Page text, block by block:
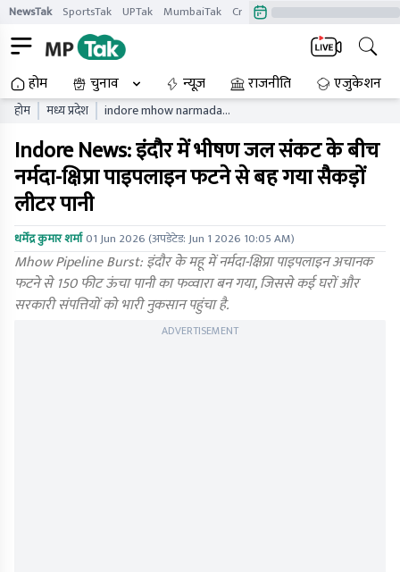
NewsTak SportsTak UPTak MumbaiTak CrimeTak
होम चुनाव न्यूज़ राजनीति एजुकेशन
होम मध्य प्रदेश
indore mhow narmada
burst fountain video viral
mpytgc
Indore News: इंदौर में भीषण जल संकट के बीच
नर्मदा-क्षिप्रा पाइपलाइन फटने से बह गया सैकड़ों
लीटर पानी
धर्मेंद्र कुमार शर्मा01 Jun 2026(अपडेटेड:Jun 1 2026 10:05 AM)
Mhow Pipeline Burst: इंदौर के महू में नर्मदा-क्षिप्रा पाइपलाइन अचानक
फटने से 150 फीट ऊंचा पानी का फव्वारा बन गया, जिससे कई घरों और
सरकारी संपत्तियों को भारी नुकसान पहुंचा है.
ADVERTISEMENT